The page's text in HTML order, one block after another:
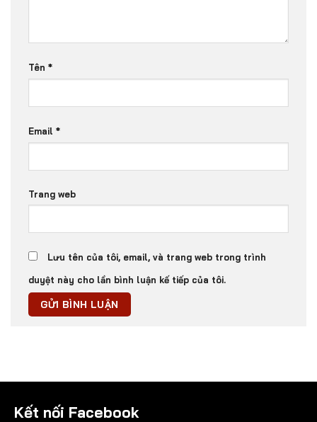
Tên *
Email *
Trang web
Lưu tên của tôi, email, và trang web trong trình
duyệt này cho lần bình luận kế tiếp của tôi.
Kết nối Facebook